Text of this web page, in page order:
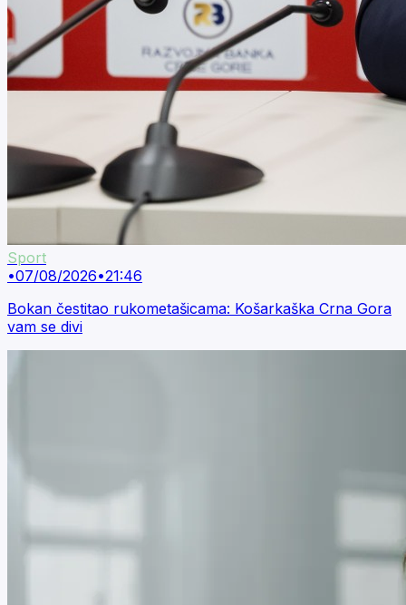
Sport
•07/08/2026•21:46
Bokan čestitao rukometašicama: Košarkaška Crna Gora
vam se divi